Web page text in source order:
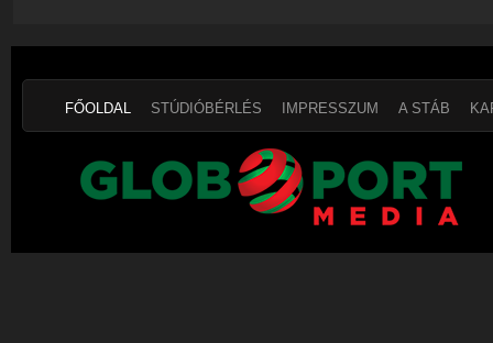
FŐOLDAL STÚDIÓBÉRLÉS IMPRESSZUM A STÁB